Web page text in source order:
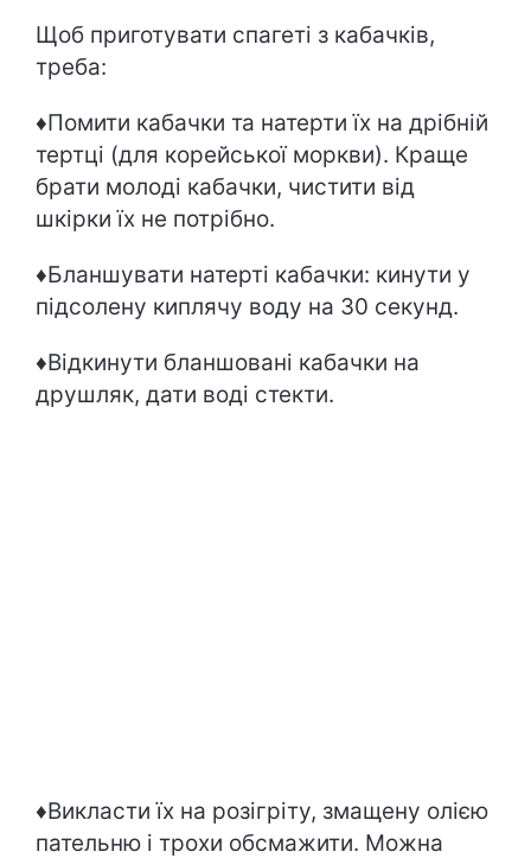
Щоб приготувати спагеті з кабачків,
треба:
♦Помити кабачки та натерти їх на дрібній
тертці (для корейської моркви). Краще
брати молоді кабачки, чистити від
шкірки їх не потрібно.
♦Бланшувати натерті кабачки: кинути у
підсолену киплячу воду на 30 секунд.
♦Відкинути бланшовані кабачки на
друшляк, дати воді стекти.
♦Викласти їх на розігріту, змащену олією
пательню і трохи обсмажити. Можна